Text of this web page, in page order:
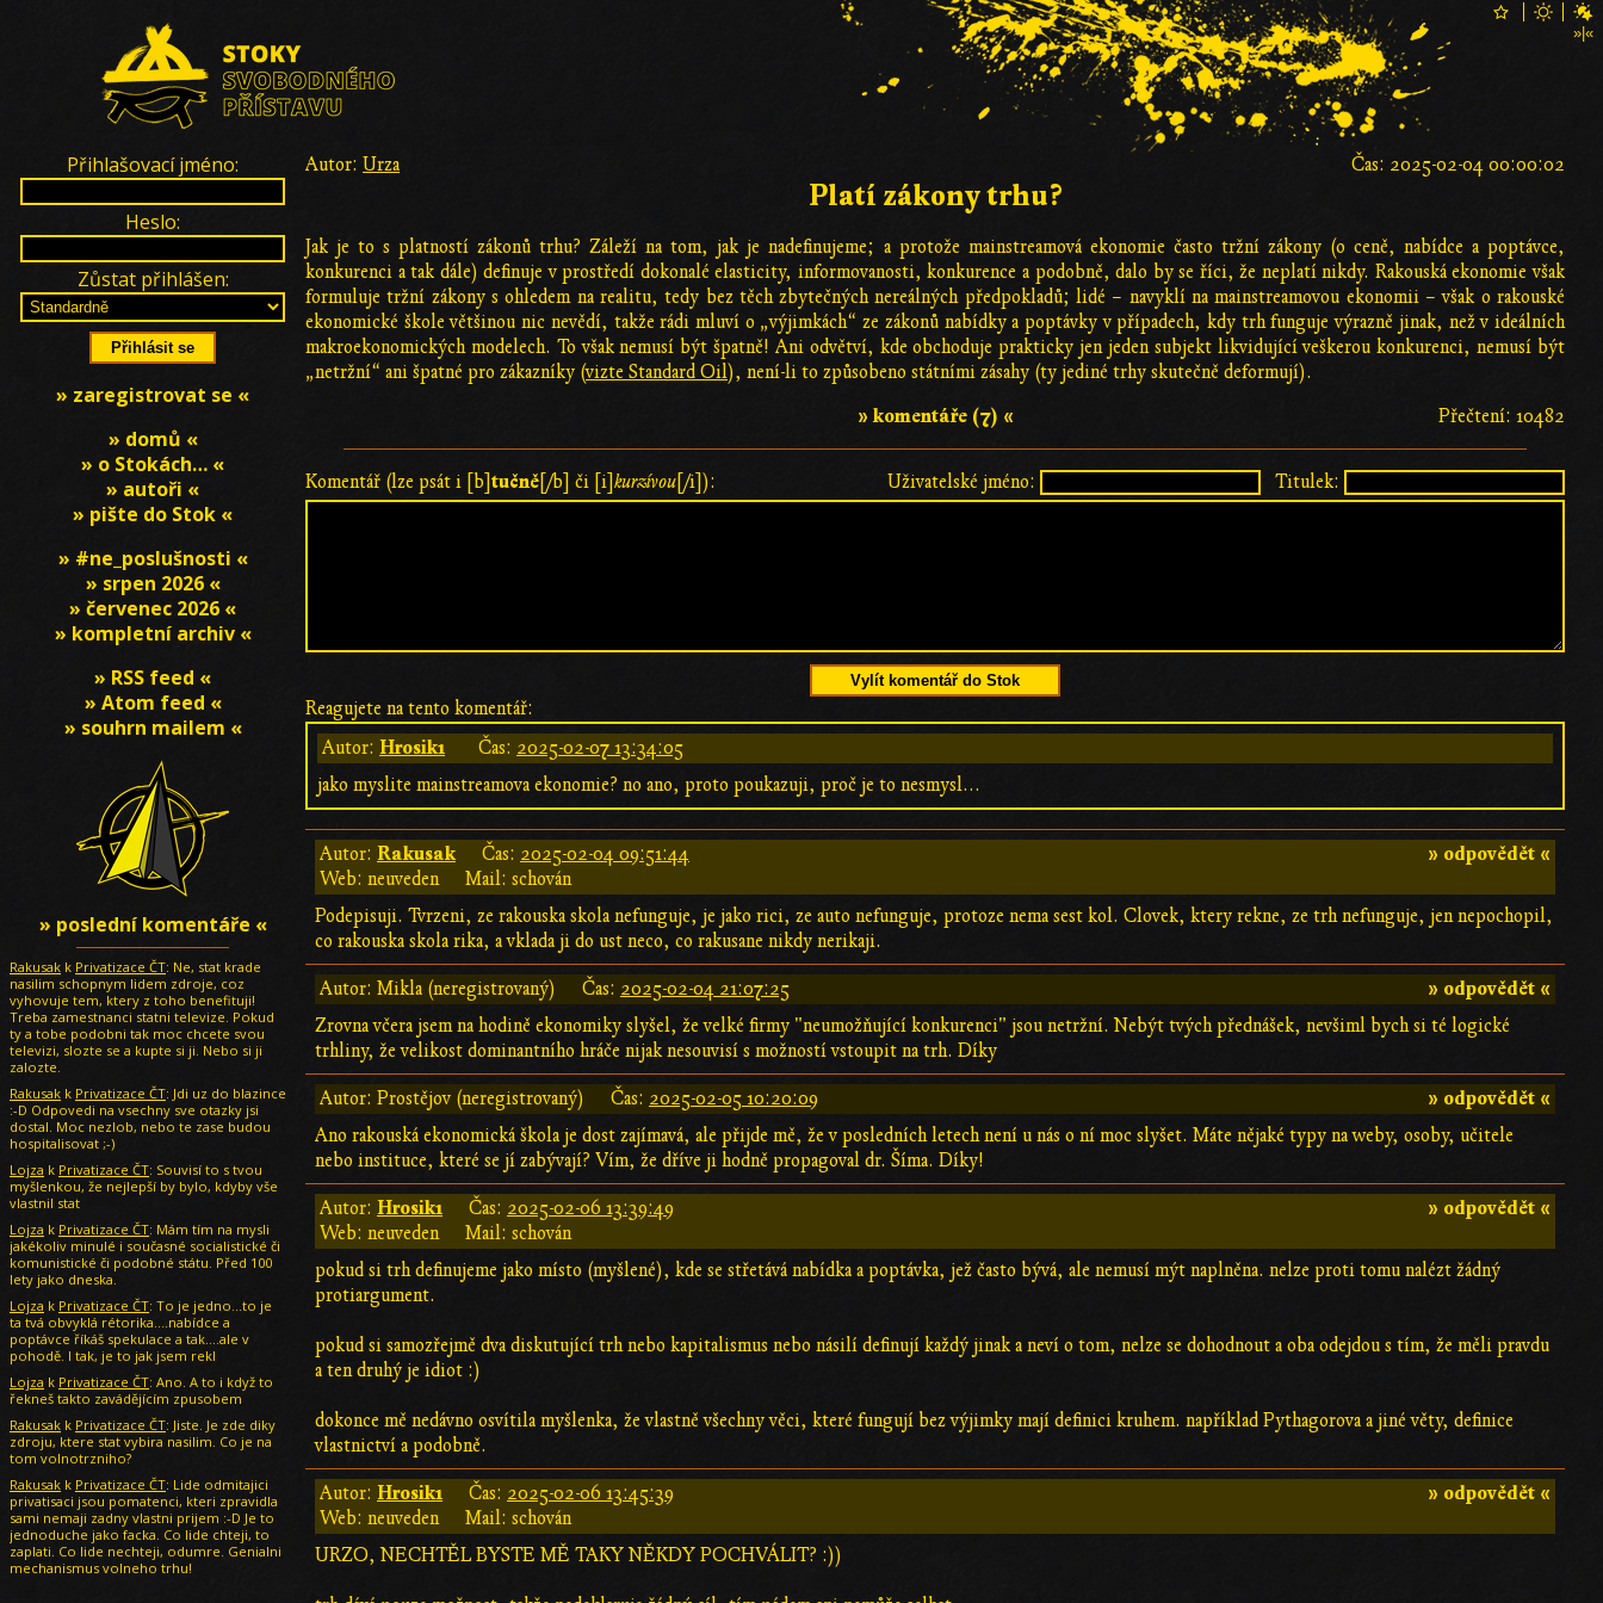
Autor: Urza Čas: 2025-02-04 00:00:02
Platí zákony trhu?
Jak je to s platností zákonů trhu? Záleží na tom, jak je nadefinujeme; a protože mainstreamová ekonomie často tržní zákony (o ceně, nabídce a poptávce,
konkurenci a tak dále) definuje v prostředí dokonalé elasticity, informovanosti, konkurence a podobně, dalo by se říci, že neplatí nikdy. Rakouská ekonomie však
formuluje tržní zákony s ohledem na realitu, tedy bez těch zbytečných nereálných předpokladů; lidé – navyklí na mainstreamovou ekonomii – však o rakouské
ekonomické škole většinou nic nevědí, takže rádi mluví o „výjimkách“ ze zákonů nabídky a poptávky v případech, kdy trh funguje výrazně jinak, než v ideálních
makroekonomických modelech. To však nemusí být špatně! Ani odvětví, kde obchoduje prakticky jen jeden subjekt likvidující veškerou konkurenci, nemusí být
„netržní“ ani špatné pro zákazníky (vizte Standard Oil), není-li to způsobeno státními zásahy (ty jediné trhy skutečně deformují).
Přečtení: 10482
» komentáře (7) «
Uživatelské jméno: Titulek:
Komentář (lze psát i [b] tučně [/b] či [i] kurzívou [/i]):
Vylít komentář do Stok
Reagujete na tento komentář:
Autor: Hrosik1 Čas: 2025-02-07 13:34:05
jako myslite mainstreamova ekonomie? no ano, proto poukazuji, proč je to nesmysl...
» odpovědět «
Autor: Rakusak Čas: 2025-02-04 09:51:44
Web: neuveden
Mail: schován
Podepisuji. Tvrzeni, ze rakouska skola nefunguje, je jako rici, ze auto nefunguje, protoze nema sest kol. Clovek, ktery rekne, ze trh nefunguje, jen nepochopil,
co rakouska skola rika, a vklada ji do ust neco, co rakusane nikdy nerikaji.
» odpovědět «
Autor: Mikla (neregistrovaný) Čas: 2025-02-04 21:07:25
Zrovna včera jsem na hodině ekonomiky slyšel, že velké firmy "neumožňující konkurenci" jsou netržní. Nebýt tvých přednášek, nevšiml bych si té logické
trhliny, že velikost dominantního hráče nijak nesouvisí s možností vstoupit na trh. Díky
» odpovědět «
Autor: Prostějov (neregistrovaný) Čas: 2025-02-05 10:20:09
Ano rakouská ekonomická škola je dost zajímavá, ale přijde mě, že v posledních letech není u nás o ní moc slyšet. Máte nějaké typy na weby, osoby, učitele
nebo instituce, které se jí zabývají? Vím, že dříve ji hodně propagoval dr. Šíma. Díky!
» odpovědět «
Autor: Hrosik1 Čas: 2025-02-06 13:39:49
Web: neuveden
Mail: schován
pokud si trh definujeme jako místo (myšlené), kde se střetává nabídka a poptávka, jež často bývá, ale nemusí mýt naplněna. nelze proti tomu nalézt žádný
protiargument.
pokud si samozřejmě dva diskutující trh nebo kapitalismus nebo násilí definují každý jinak a neví o tom, nelze se dohodnout a oba odejdou s tím, že měli pravdu
a ten druhý je idiot :)
dokonce mě nedávno osvítila myšlenka, že vlastně všechny věci, které fungují bez výjimky mají definici kruhem. například Pythagorova a jiné věty, definice
vlastnictví a podobně.
» odpovědět «
Autor: Hrosik1 Čas: 2025-02-06 13:45:39
Web: neuveden
Mail: schován
URZO, NECHTĚL BYSTE MĚ TAKY NĚKDY POCHVÁLIT? :))
Přihlašovací jméno:
Heslo:
Zůstat přihlášen:
» zaregistrovat se «
» domů «
» o Stokách… «
» autoři «
» pište do Stok «
» #ne_poslušnosti «
» srpen 2026 «
» červenec 2026 «
» kompletní archiv «
» RSS feed «
» Atom feed «
» souhrn mailem «
» poslední komentáře «
Rakusak k Privatizace ČT: Ne, stat krade
nasilim schopnym lidem zdroje, coz
vyhovuje tem, ktery z toho benefituji!
Treba zamestnanci statni televize. Pokud
ty a tobe podobni tak moc chcete svou
televizi, slozte se a kupte si ji. Nebo si ji
zalozte.
Rakusak k Privatizace ČT: Jdi uz do blazince
:-D Odpovedi na vsechny sve otazky jsi
dostal. Moc nezlob, nebo te zase budou
hospitalisovat ;-)
Lojza k Privatizace ČT: Souvisí to s tvou
myšlenkou, že nejlepší by bylo, kdyby vše
vlastnil stat
Lojza k Privatizace ČT: Mám tím na mysli
jakékoliv minulé i současné socialistické či
komunistické či podobné státu. Před 100
lety jako dneska.
Lojza k Privatizace ČT: To je jedno...to je
ta tvá obvyklá rétorika....nabídce a
poptávce říkáš spekulace a tak....ale v
pohodě. I tak, je to jak jsem rekl
Lojza k Privatizace ČT: Ano. A to i když to
řekneš takto zavádějícím zpusobem
Rakusak k Privatizace ČT: Jiste. Je zde diky
zdroju, ktere stat vybira nasilim. Co je na
tom volnotrzniho?
Rakusak k Privatizace ČT: Lide odmitajici
privatisaci jsou pomatenci, kteri zpravidla
sami nemaji zadny vlastni prijem :-D Je to
jednoduche jako facka. Co lide chteji, to
zaplati. Co lide nechteji, odumre. Genialni
mechanismus volneho trhu!